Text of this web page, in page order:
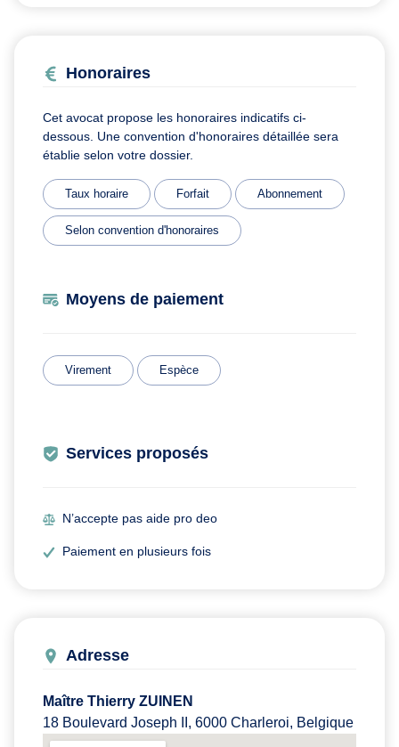
Honoraires
Cet avocat propose les honoraires indicatifs ci-
dessous. Une convention d'honoraires détaillée sera
établie selon votre dossier.
Taux horaire Forfait Abonnement
Selon convention d'honoraires
Moyens de paiement
Virement Espèce
Services proposés
N’accepte pas aide pro deo
Paiement en plusieurs fois
Adresse
Maître Thierry ZUINEN
18 Boulevard Joseph II, 6000 Charleroi, Belgique